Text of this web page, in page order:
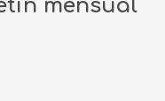
mensual